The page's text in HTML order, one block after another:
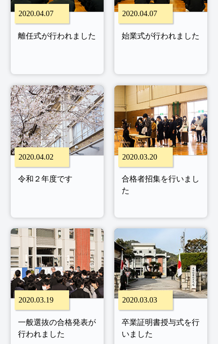
2020.04.07
離任式が行われました
2020.04.07
始業式が行われました
2020.04.02
令和２年度です
2020.03.20
合格者招集を行いまし
た
2020.03.19
一般選抜の合格発表が
行われました
2020.03.03
卒業証明書授与式を行
いました